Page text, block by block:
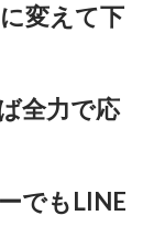
変えて下
全力で応
でもLINE